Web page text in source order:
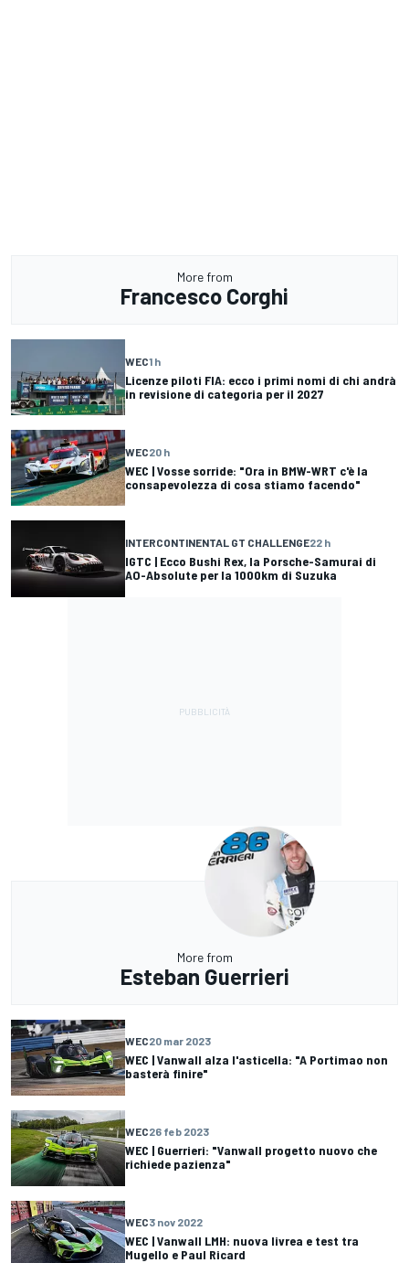
More from
Francesco Corghi
WEC1 h
Licenze piloti FIA: ecco i primi nomi di chi andrà
in revisione di categoria per il 2027
WEC20 h
WEC | Vosse sorride: "Ora in BMW-WRT c'è la
consapevolezza di cosa stiamo facendo"
INTERCONTINENTAL GT CHALLENGE22 h
IGTC | Ecco Bushi Rex, la Porsche-Samurai di
AO-Absolute per la 1000km di Suzuka
More from
Esteban Guerrieri
WEC20 mar 2023
WEC | Vanwall alza l'asticella: "A Portimao non
basterà finire"
WEC26 feb 2023
WEC | Guerrieri: "Vanwall progetto nuovo che
richiede pazienza"
WEC3 nov 2022
WEC | Vanwall LMH: nuova livrea e test tra
Mugello e Paul Ricard